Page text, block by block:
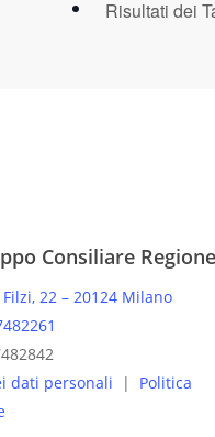
Risultati dei
Consiliare
Filzi, 22 – 20124 Milano
dati personali
| Politica